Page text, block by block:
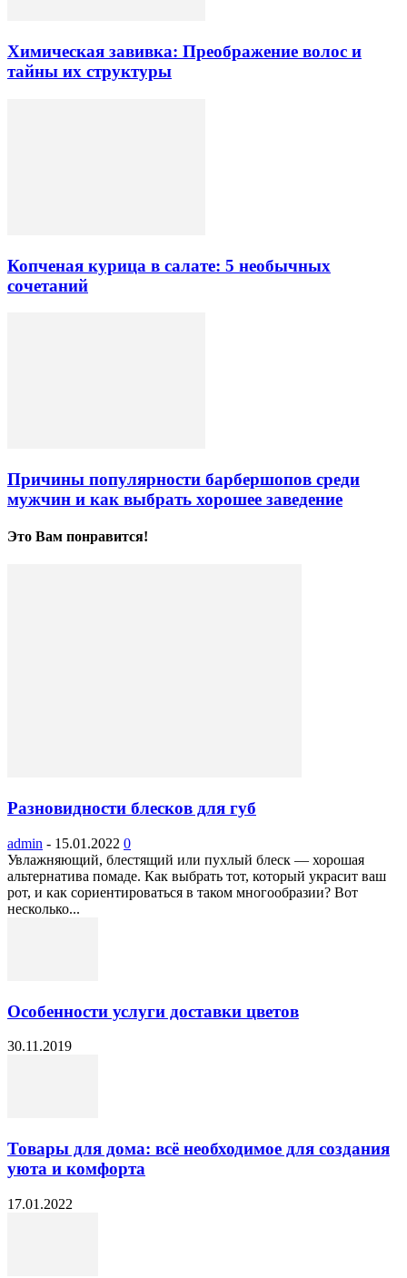
Химическая завивка: Преображение волос и
тайны их структуры
Копченая курица в салате: 5 необычных
сочетаний
Причины популярности барбершопов среди
мужчин и как выбрать хорошее заведение
Это Вам понравится!
Разновидности блесков для губ
admin - 15.01.2022 0
Увлажняющий, блестящий или пухлый блеск — хорошая
альтернатива помаде. Как выбрать тот, который украсит ваш
рот, и как сориентироваться в таком многообразии? Вот
несколько...
Особенности услуги доставки цветов
30.11.2019
Товары для дома: всё необходимое для создания
уюта и комфорта
17.01.2022